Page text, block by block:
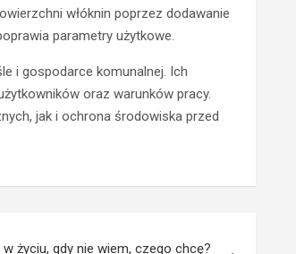
włóknin poprzez dodawanie
parametry użytkowe.
i gospodarce komunalnej. Ich
oraz warunków pracy.
jak i ochrona środowiska przed
życiu, gdy nie wiem, czego chcę?